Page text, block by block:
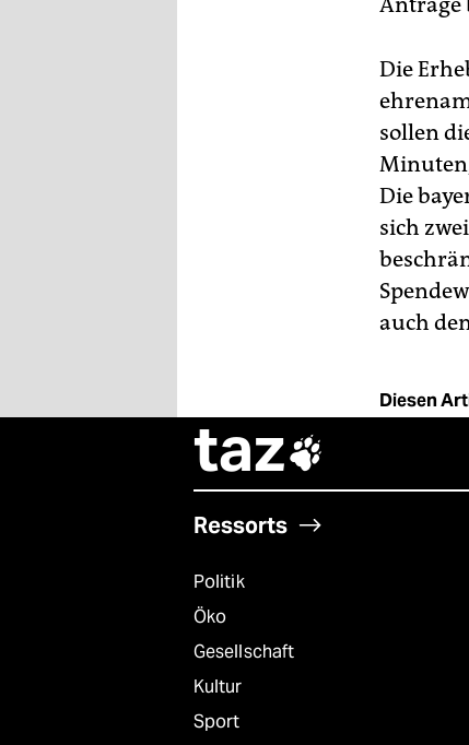
Die
sollen
Die
sich
auch
Diesen
taz
Ressorts
Politik
Öko
Gesellschaft
Kultur
Sport